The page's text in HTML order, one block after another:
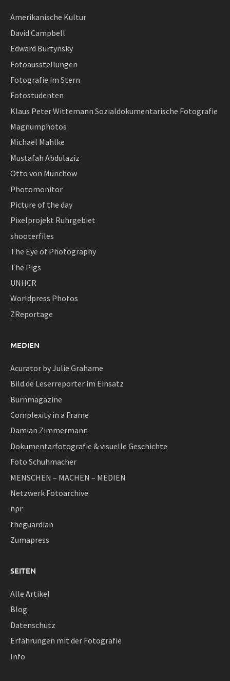
Amerikanische Kultur
David Campbell
Edward Burtynsky
Fotoausstellungen
Fotografie im Stern
Fotostudenten
Klaus Peter Wittemann Sozialdokumentarische Fotografie
Magnumphotos
Michael Mahlke
Mustafah Abdulaziz
Otto von Münchow
Photomonitor
Picture of the day
Pixelprojekt Ruhrgebiet
shooterfiles
The Eye of Photography
The Pigs
UNHCR
Worldpress Photos
ZReportage
MEDIEN
Acurator by Julie Grahame
Bild.de Leserreporter im Einsatz
Burnmagazine
Complexity in a Frame
Damian Zimmermann
Dokumentarfotografie & visuelle Geschichte
Foto Schuhmacher
MENSCHEN – MACHEN – MEDIEN
Netzwerk Fotoarchive
npr
theguardian
Zumapress
SEITEN
Alle Artikel
Blog
Datenschutz
Erfahrungen mit der Fotografie
Info